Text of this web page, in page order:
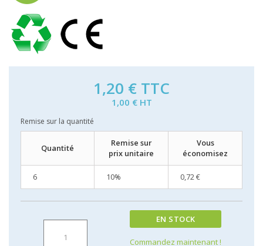
1,20 € TTC
1,00 € HT
Remise sur la quantité
Quantité
Remise sur
prix unitaire
Vous
économisez
6 10% 0,72 €
EN STOCK
Commandez maintenant !